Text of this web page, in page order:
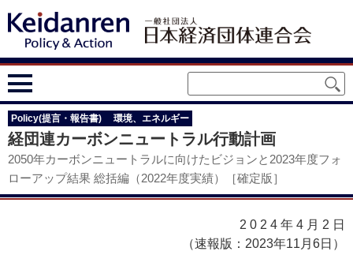
Policy(提言・報告書) 環境、エネルギー
経団連カーボンニュートラル行動計画
2050年カーボンニュートラルに向けたビジョンと2023年度フォ
ローアップ結果 総括編（2022年度実績）［確定版］
2024年4月2 日
（速報版：2023年11月6日）